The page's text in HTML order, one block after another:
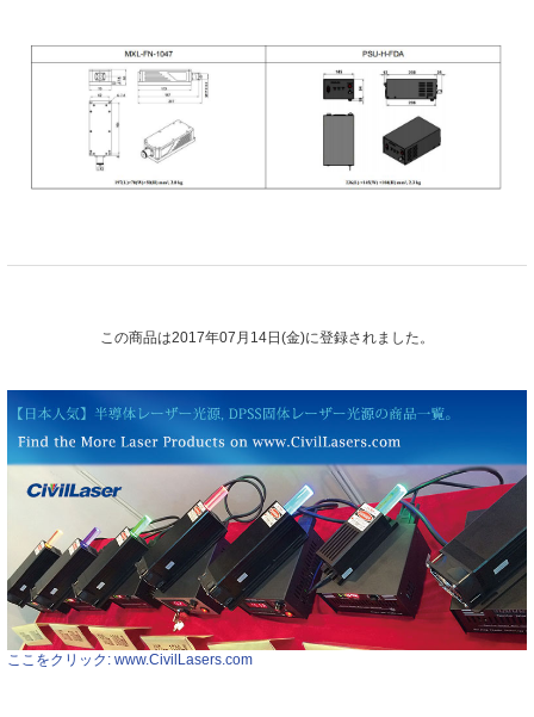
この商品は2017年07月14日(金)に登録されました。
ここをクリック: www.CivilLasers.com